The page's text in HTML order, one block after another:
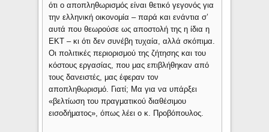
ότι ο αποπληθωρισμός είναι θετικό γεγονός για
την ελληνική οικονομία – παρά και ενάντια σ’
αυτά που θεωρούσε ως αποστολή της η ίδια η
ΕΚΤ – κι ότι δεν συνέβη τυχαία, αλλά σκόπιμα.
Οι πολιτικές περιορισμού της ζήτησης και του
κόστους εργασίας, που μας επιβλήθηκαν από
τους δανειστές, μας έφεραν τον
αποπληθωρισμό. Γιατί; Μα για να υπάρξει
«βελτίωση του πραγματικού διαθέσιμου
εισοδήματος», όπως λέει ο κ. Προβόπουλος.